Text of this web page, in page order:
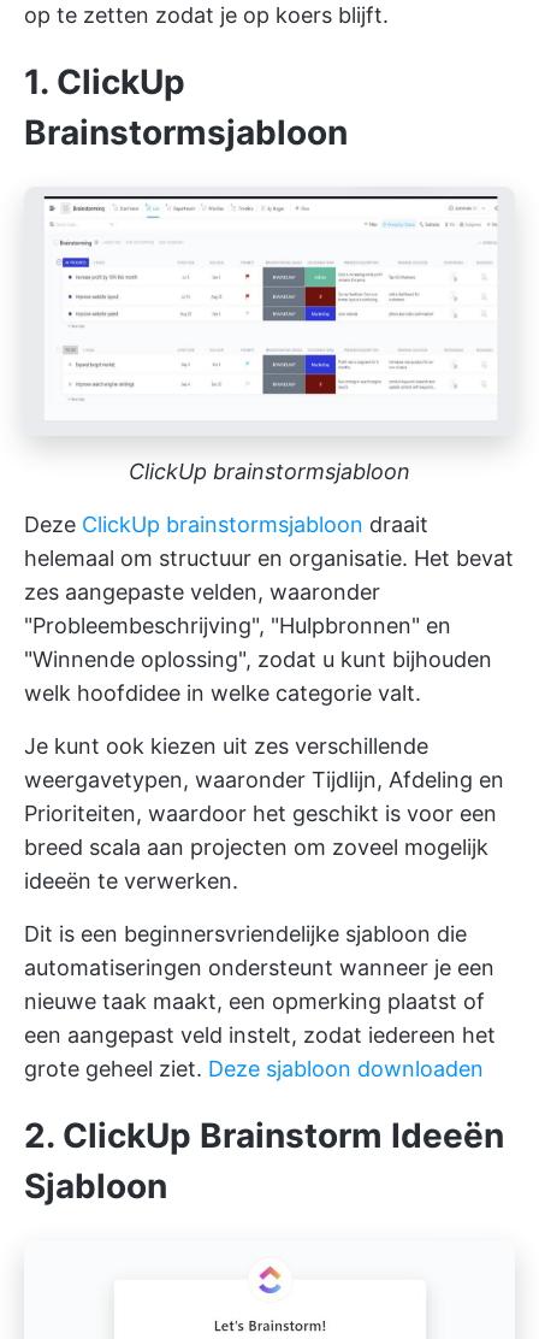
op te zetten zodat je op koers blijft.
1. ClickUp
Brainstormsjabloon
ClickUp brainstormsjabloon
Deze ClickUp brainstormsjabloon draait
helemaal om structuur en organisatie. Het bevat
zes aangepaste velden, waaronder
"Probleembeschrijving", "Hulpbronnen" en
"Winnende oplossing", zodat u kunt bijhouden
welk hoofdidee in welke categorie valt.
Je kunt ook kiezen uit zes verschillende
weergavetypen, waaronder Tijdlijn, Afdeling en
Prioriteiten, waardoor het geschikt is voor een
breed scala aan projecten om zoveel mogelijk
ideeën te verwerken.
Dit is een beginnersvriendelijke sjabloon die
automatiseringen ondersteunt wanneer je een
nieuwe taak maakt, een opmerking plaatst of
een aangepast veld instelt, zodat iedereen het
grote geheel ziet. Deze sjabloon downloaden
2. ClickUp Brainstorm Ideeën
Sjabloon